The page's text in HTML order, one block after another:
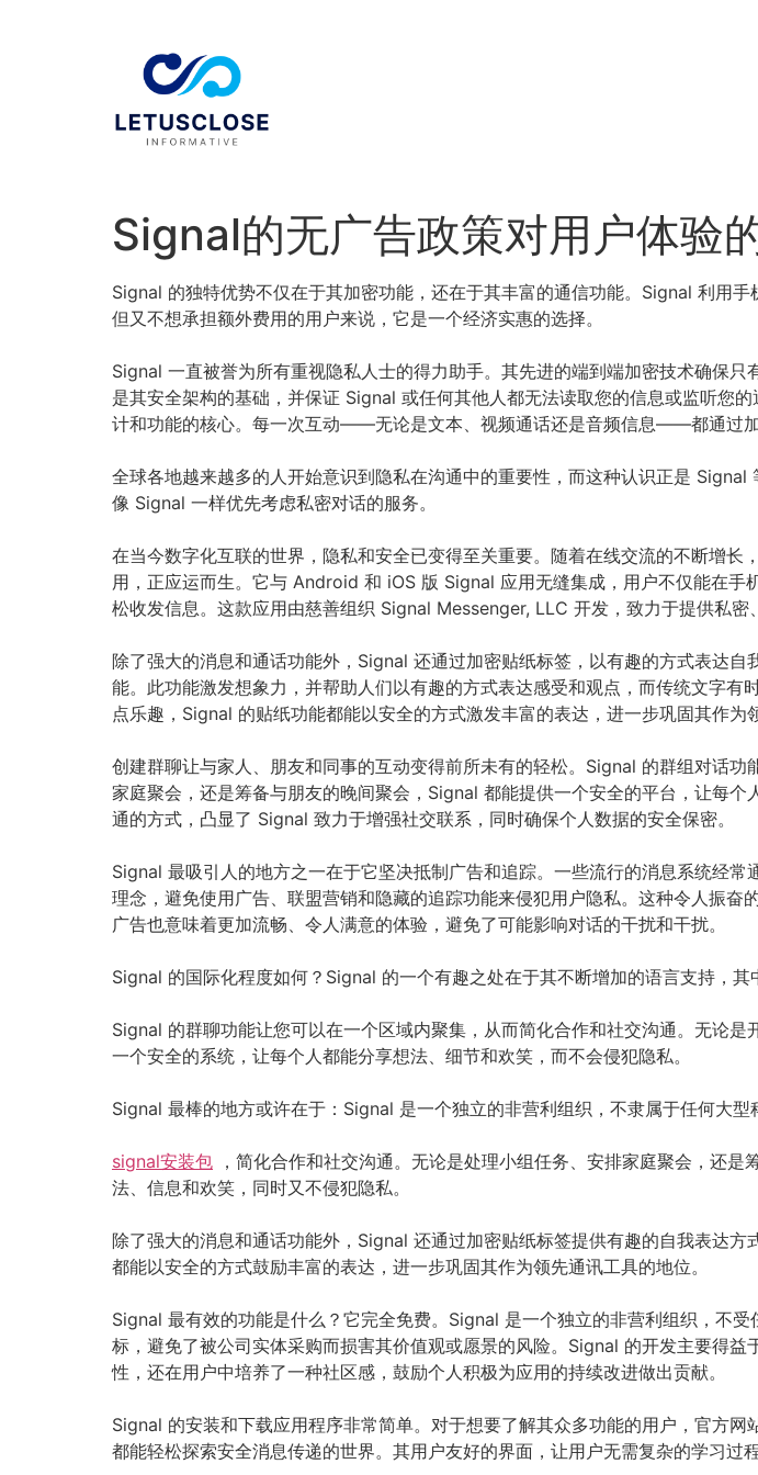
Signal的无广告政策对用户体验
Signal 的独特优势不仅在于其加密功能，还在于其丰富的通信功能。Signal 利用
但又不想承担额外费用的用户来说，它是一个经济实惠的选择。
Signal 一直被誉为所有重视隐私人士的得力助手。其先进的端到端加密技术确保
是其安全架构的基础，并保证 Signal 或任何其他人都无法读取您的信息或监听您
计和功能的核心。每一次互动——无论是文本、视频通话还是音频信息——都通过
全球各地越来越多的人开始意识到隐私在沟通中的重要性，而这种认识正是
像 Signal 一样优先考虑私密对话的服务。
在当今数字化互联的世界，隐私和安全已变得至关重要。随着在线交流的不断增
用，正应运而生。它与 Android 和 iOS 版 Signal 应用无缝集成，用户不仅能在
松收发信息。这款应用由慈善组织 Signal Messenger, LLC 开发，致力于提供私密
除了强大的消息和通话功能外，Signal 还通过加密贴纸标签，以有趣的方式表达
能。此功能激发想象力，并帮助人们以有趣的方式表达感受和观点，而传统文字
点乐趣，Signal 的贴纸功能都能以安全的方式激发丰富的表达，进一步巩固其作为
创建群聊让与家人、朋友和同事的互动变得前所未有的轻松。Signal 的群组对话
家庭聚会，还是筹备与朋友的晚间聚会，Signal 都能提供一个安全的平台，让每
通的方式，凸显了 Signal 致力于增强社交联系，同时确保个人数据的安全保密。
Signal 最吸引人的地方之一在于它坚决抵制广告和追踪。一些流行的消息系统经
理念，避免使用广告、联盟营销和隐藏的追踪功能来侵犯用户隐私。这种令人振
广告也意味着更加流畅、令人满意的体验，避免了可能影响对话的干扰和干扰。
Signal 的国际化程度如何？Signal 的一个有趣之处在于其不断增加的语言支持，其
Signal 的群聊功能让您可以在一个区域内聚集，从而简化合作和社交沟通。无论
一个安全的系统，让每个人都能分享想法、细节和欢笑，而不会侵犯隐私。
Signal 最棒的地方或许在于：Signal 是一个独立的非营利组织，不隶属于任何大
signal安装包 ，简化合作和社交沟通。无论是处理小组任务、安排家庭聚会，还
法、信息和欢笑，同时又不侵犯隐私。
除了强大的消息和通话功能外，Signal 还通过加密贴纸标签提供有趣的自我表达
都能以安全的方式鼓励丰富的表达，进一步巩固其作为领先通讯工具的地位。
Signal 最有效的功能是什么？它完全免费。Signal 是一个独立的非营利组织，不
标，避免了被公司实体采购而损害其价值观或愿景的风险。Signal 的开发主要得
性，还在用户中培养了一种社区感，鼓励个人积极为应用的持续改进做出贡献。
Signal 的安装和下载应用程序非常简单。对于想要了解其众多功能的用户，官方
都能轻松探索安全消息传递的世界。其用户友好的界面，让用户无需复杂的学习过